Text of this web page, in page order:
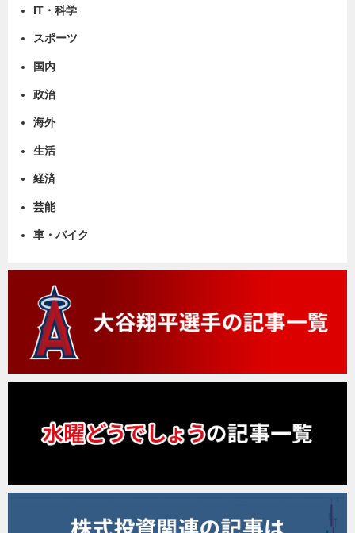
IT・科学
スポーツ
国内
政治
海外
生活
経済
芸能
車・バイク